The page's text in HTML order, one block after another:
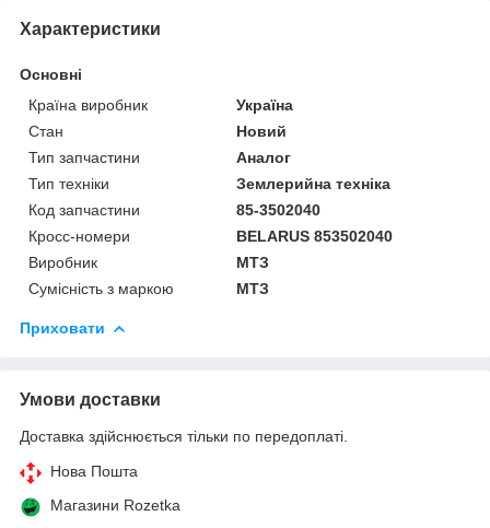
Характеристики
Основні
Країна виробник
Україна
Стан
Новий
Тип запчастини
Аналог
Тип техніки
Землерийна техніка
Код запчастини
85-3502040
Кросс-номери
BELARUS 853502040
Виробник
МТЗ
Сумісність з маркою
МТЗ
Приховати
Умови доставки
Доставка здійснюється тільки по передоплаті.
Нова Пошта
Магазини Rozetka